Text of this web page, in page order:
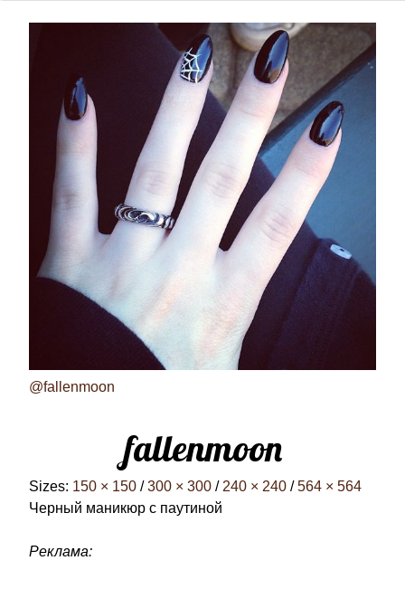
@fallenmoon
fallenmoon
Sizes: 150 × 150 / 300 × 300 / 240 × 240 / 564 × 564
Черный маникюр с паутиной
Реклама: